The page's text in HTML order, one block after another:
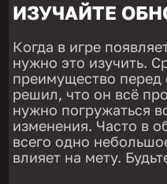
ИЗУЧАЙТЕ
Когда в игре
нужно это изучить.
преимущество
решил, что он всё
нужно погружаться
изменения. Часто в
всего одно
влияет на мету.